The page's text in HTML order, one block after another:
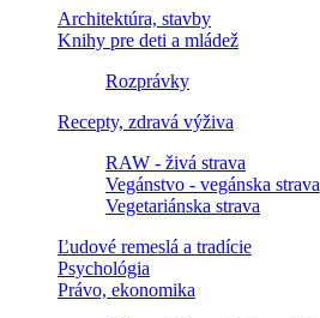
Architektúra, stavby
Knihy pre deti a mládež
Rozprávky
Recepty, zdravá výživa
RAW - živá strava
Vegánstvo - vegánska strava
Vegetariánska strava
Ľudové remeslá a tradície
Psychológia
Právo, ekonomika